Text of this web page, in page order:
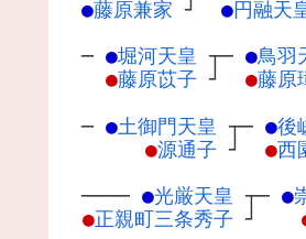
●藤原兼家 ┘
●円融天
─ ●堀河天皇 ┬
●藤原苡子 ┘
─ ●鳥羽
●藤原
─ ●土御門天皇 ┬
●源通子 ┘
─ ●後
●西
──── ●光厳天皇 ┬
●正親町三条秀子 ┘
─ ●